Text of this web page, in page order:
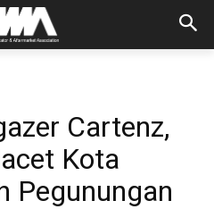
Cartenz,
Kota
Pegunungan